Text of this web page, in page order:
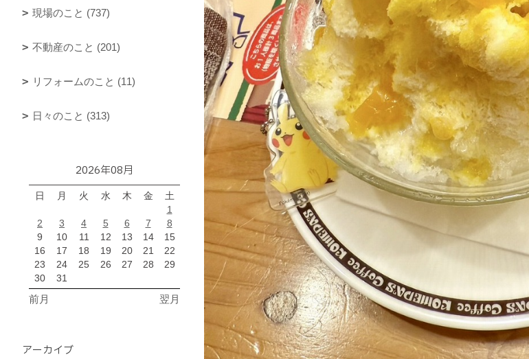
現場のこと (737)
不動産のこと (201)
リフォームのこと (11)
日々のこと (313)
2026年08月
日 月 火 水 木 金
土
1
2
3 4 5 6 7
8
9
10 11 12 13 14
15
16
17 18 19 20 21
22
23
24 25 26 27 28
29
30
31
前月 翌月
アーカイブ